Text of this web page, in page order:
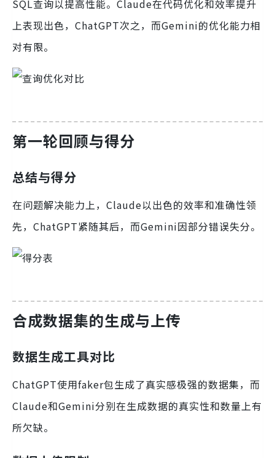
SQL查询以提高性能。Claude在代码优化和效率提升
上表现出色，ChatGPT次之，而Gemini的优化能力相
对有限。
第一轮回顾与得分
总结与得分
在问题解决能力上，Claude以出色的效率和准确性领
先，ChatGPT紧随其后，而Gemini因部分错误失分。
合成数据集的生成与上传
数据生成工具对比
ChatGPT使用faker包生成了真实感极强的数据集，而
Claude和Gemini分别在生成数据的真实性和数量上有
所欠缺。